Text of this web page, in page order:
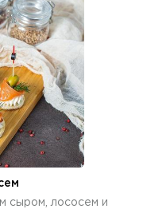
сыром, лососем и